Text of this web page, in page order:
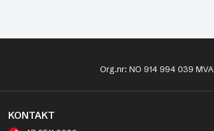
Org.nr: NO 914 994 039 MVA
KONTAKT